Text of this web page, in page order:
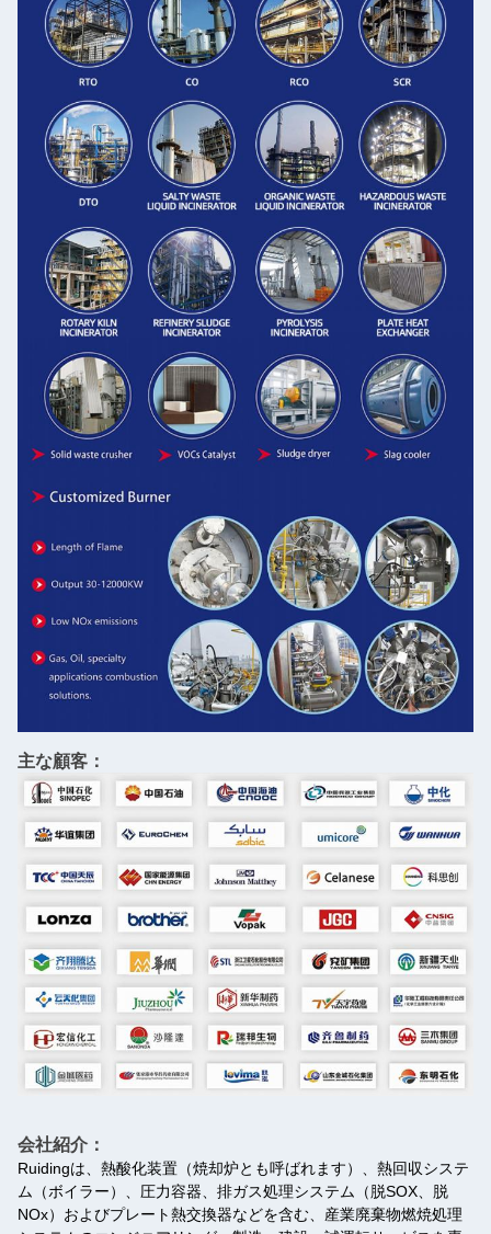
主な顧客：
会社紹介：
Ruidingは、熱酸化装置（焼却炉とも呼ばれます）、熱回収システ
ム（ボイラー）、圧力容器、排ガス処理システム（脱SOX、脱
NOx）およびプレート熱交換器などを含む、産業廃棄物燃焼処理